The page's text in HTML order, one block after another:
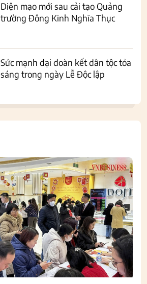
Diện mạo mới sau cải tạo Quảng
trường Đông Kinh Nghĩa Thục
Sức mạnh đại đoàn kết dân tộc tỏa
sáng trong ngày Lễ Độc lập